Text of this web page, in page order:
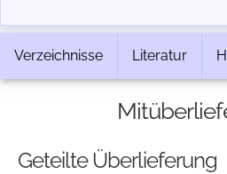
Verzeichnisse Literatur
Geteilte Überlieferung